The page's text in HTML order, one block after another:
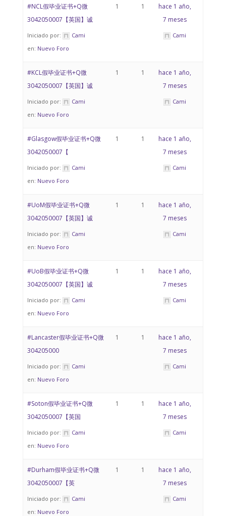
#NCL假毕业证书+Q微
3042050007【英国】诚
Iniciado por:
Cami
en: Nuevo Foro
1 1
hace 1 año,
7 meses
Cami
#KCL假毕业证书+Q微
3042050007【英国】诚
Iniciado por:
Cami
en: Nuevo Foro
1 1
hace 1 año,
7 meses
Cami
#Glasgow假毕业证书+Q微
3042050007【
Iniciado por:
Cami
en: Nuevo Foro
1 1
hace 1 año,
7 meses
Cami
#UoM假毕业证书+Q微
3042050007【英国】诚
Iniciado por:
Cami
en: Nuevo Foro
1 1
hace 1 año,
7 meses
Cami
#UoB假毕业证书+Q微
3042050007【英国】诚
Iniciado por:
Cami
en: Nuevo Foro
1 1
hace 1 año,
7 meses
Cami
#Lancaster假毕业证书+Q微
304205000
Iniciado por:
Cami
en: Nuevo Foro
1 1
hace 1 año,
7 meses
Cami
#Soton假毕业证书+Q微
3042050007【英国
Iniciado por:
Cami
en: Nuevo Foro
1 1
hace 1 año,
7 meses
Cami
#Durham假毕业证书+Q微
3042050007【英
Iniciado por:
Cami
en: Nuevo Foro
1 1
hace 1 año,
7 meses
Cami